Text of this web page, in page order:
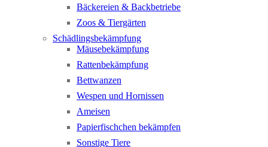
Bäckereien & Backbetriebe
Zoos & Tiergärten
Schädlingsbekämpfung
Mäusebekämpfung
Rattenbekämpfung
Bettwanzen
Wespen und Hornissen
Ameisen
Papierfischchen bekämpfen
Sonstige Tiere